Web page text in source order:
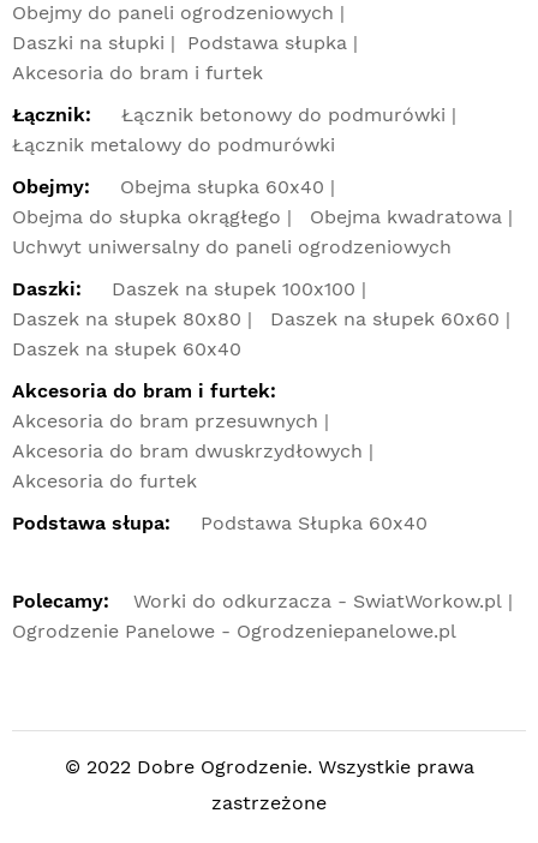
Obejmy do paneli ogrodzeniowych
Daszki na słupki
Podstawa słupka
Akcesoria do bram i furtek
Łącznik:
Łącznik betonowy do podmurówki
Łącznik metalowy do podmurówki
Obejmy:
Obejma słupka 60x40
Obejma do słupka okrągłego
Obejma kwadratowa
Uchwyt uniwersalny do paneli ogrodzeniowych
Daszki:
Daszek na słupek 100x100
Daszek na słupek 80x80
Daszek na słupek 60x60
Daszek na słupek 60x40
Akcesoria do bram i furtek:
Akcesoria do bram przesuwnych
Akcesoria do bram dwuskrzydłowych
Akcesoria do furtek
Podstawa słupa:
Podstawa Słupka 60x40
Polecamy:
Worki do odkurzacza - SwiatWorkow.pl
Ogrodzenie Panelowe - Ogrodzeniepanelowe.pl
© 2022 Dobre Ogrodzenie. Wszystkie prawa
zastrzeżone